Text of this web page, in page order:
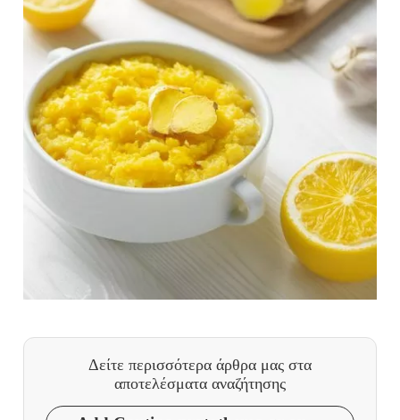
Δείτε περισσότερα άρθρα μας στα
αποτελέσματα αναζήτησης